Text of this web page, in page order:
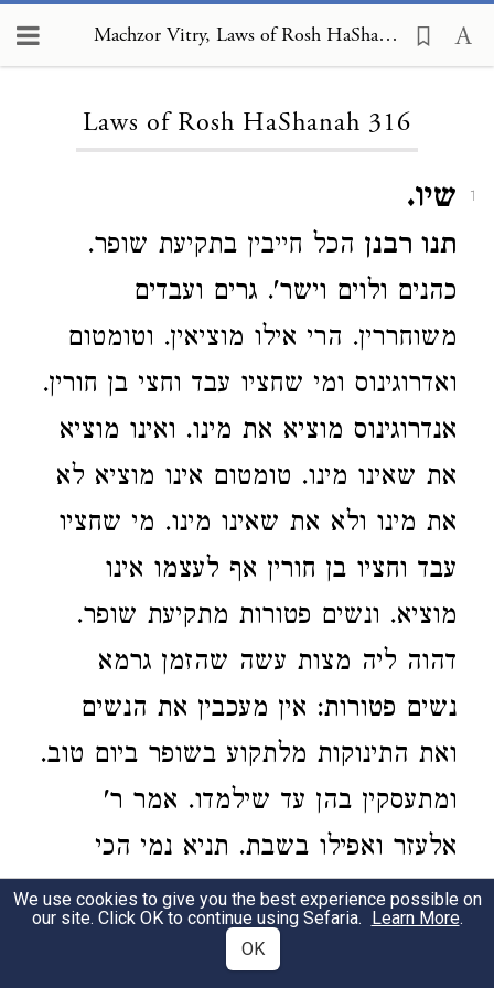
Machzor Vitry, Laws of Rosh HaShanah 316
Laws of Rosh HaShanah 316
1 שיו.
תנו רבנן הכל חייבין בתקיעת שופר.
כהנים ולוים וישר'. גרים ועבדים
משוחררין. הרי אילו מוציאין. וטומטום
ואדרוגינוס ומי שחציו עבד וחצי בן חורין.
אנדרוגינוס מוציא את מינו. ואינו מוציא
את שאינו מינו. טומטום אינו מוציא לא
את מינו ולא את שאינו מינו. מי שחציו
עבד וחציו בן חורין אף לעצמו אינו
מוציא. ונשים פטורות מתקיעת שופר.
דהוה ליה מצות עשה שהזמן גרמא
נשים פטורות: אין מעכבין את הנשים
ואת התינוקות מלתקוע בשופר ביום טוב.
ומתעסקין בהן עד שילמדו. אמר ר'
אלעזר ואפילו בשבת. תניא נמי הכי
ומתעסקין בתינוקות עד שילמדו ואפילו
בשבת. ואם הגיע לחינוך מצות אסור:
We use cookies to give you the best experience possible on
our site. Click OK to continue using Sefaria. Learn More.
OK